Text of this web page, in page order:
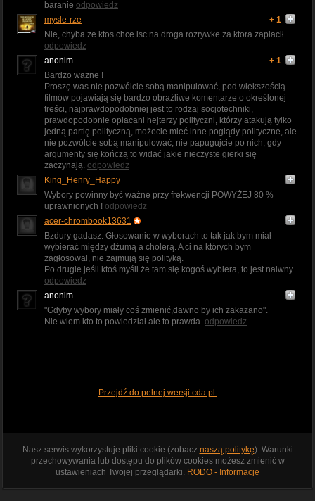
baranie odpowiedz
mysle-rze
+ 1
Nie, chyba ze ktos chce isc na droga rozrywke za ktora zapłacił.
odpowiedz
anonim
+ 1
Bardzo ważne !
Proszę was nie pozwólcie sobą manipulować, pod większością
filmów pojawiają się bardzo obraźliwe komentarze o określonej
treści, najprawdopodobniej jest to rodzaj socjotechniki,
prawdopodobnie opłacani hejterzy polityczni, którzy atakują tylko
jedną partię polityczną, możecie mieć inne poglądy polityczne, ale
nie pozwólcie sobą manipulować, nie papugujcie po nich, gdy
argumenty się kończą to widać jakie nieczyste gierki się
zaczynają. odpowiedz
King_Henry_Happy
Wybory powinny być ważne przy frekwencji POWYŻEJ 80 %
uprawnionych ! odpowiedz
acer-chrombook13631
Bzdury gadasz. Głosowanie w wyborach to tak jak bym miał
wybierać między dżumą a cholerą. A ci na których bym
zagłosował, nie zajmują się polityką.
Po drugie jeśli ktoś myśli że tam się kogoś wybiera, to jest naiwny.
odpowiedz
anonim
"Gdyby wybory miały coś zmienić,dawno by ich zakazano".
Nie wiem kto to powiedział ale to prawda. odpowiedz
Przejdź do pełnej wersji cda.pl
Nasz serwis wykorzystuje pliki cookie (zobacz naszą politykę). Warunki
przechowywania lub dostępu do plików cookies możesz zmienić w
ustawieniach Twojej przeglądarki. RODO - Informacje